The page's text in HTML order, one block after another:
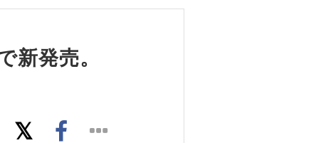
新発売。